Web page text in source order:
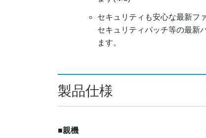
セキュリティも安心な最新フ
セキュリティパッチ等の最新
ます。
製品仕様
■親機